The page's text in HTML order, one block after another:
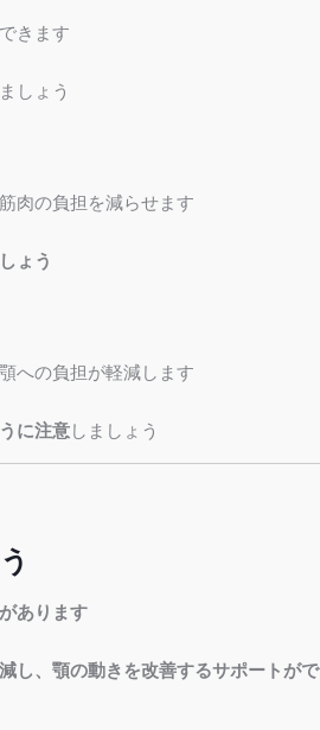
きます
しょう
肉の負担を減らせます
ょう
への負担が軽減します
に注意しましょう
あります
し、顎の動きを改善するサポートがで